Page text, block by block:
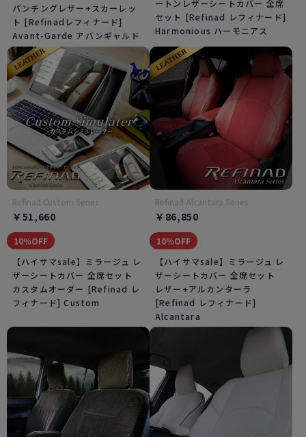
パンチングレザー+スカーレッ
ト [Refinadレフィナード]
Avant-Garde アバンギャルド
ートンレザーシートカバー 全席
セット [Refinad レフィナード]
Harmonious ハーモニアス
Refinad Custom Series
￥51,660
10％OFF
【ハイサマsale】ミラージュ レ
ザーシートカバー 全席セット
カスタムオーダー [Refinad レ
フィナード] Custom
Refinad Alcantara Series
￥86,850
10％OFF
【ハイサマsale】ミラージュ レ
ザーシートカバー 全席セット
レザー+アルカンターラ
[Refinad レフィナード]
Alcantara